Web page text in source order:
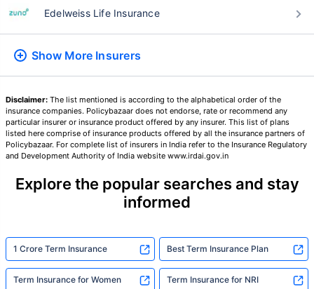
Edelweiss Life Insurance
Show More Insurers
Disclaimer: The list mentioned is according to the alphabetical order of the
insurance companies. Policybazaar does not endorse, rate or recommend any
particular insurer or insurance product offered by any insurer. This list of plans
listed here comprise of insurance products offered by all the insurance partners of
Policybazaar. For complete list of insurers in India refer to the Insurance Regulatory
and Development Authority of India website www.irdai.gov.in
Explore the popular searches and stay
informed
1 Crore Term Insurance Best Term Insurance Plan
Term Insurance for Women Term Insurance for NRI
₹ 434/महिना*
योग्य योजना निवडा